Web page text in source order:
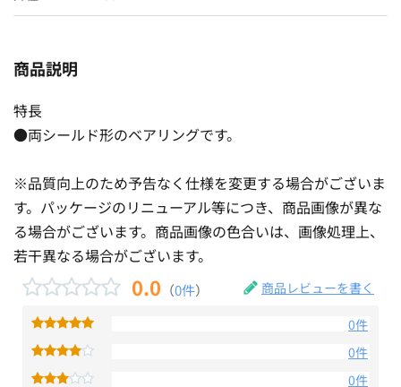
商品説明
特長
●両シールド形のベアリングです。
※品質向上のため予告なく仕様を変更する場合がございま
す。パッケージのリニューアル等につき、商品画像が異な
る場合がございます。商品画像の色合いは、画像処理上、
若干異なる場合がございます。
0.0 （0件） 商品レビューを書く
0件
0件
0件